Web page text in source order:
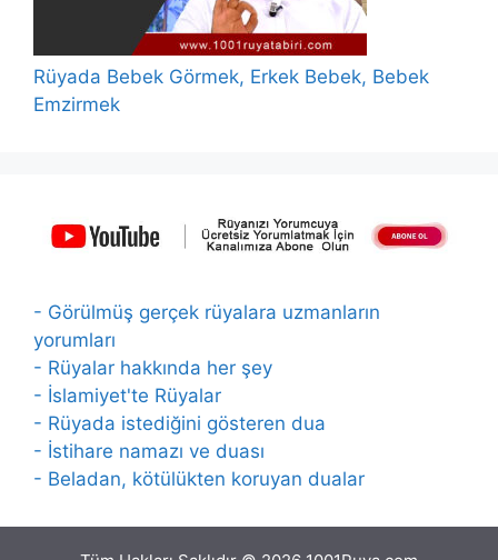
Rüyada Bebek Görmek, Erkek Bebek, Bebek
Emzirmek
- Görülmüş gerçek rüyalara uzmanların
yorumları
- Rüyalar hakkında her şey
- İslamiyet'te Rüyalar
- Rüyada istediğini gösteren dua
- İstihare namazı ve duası
- Beladan, kötülükten koruyan dualar